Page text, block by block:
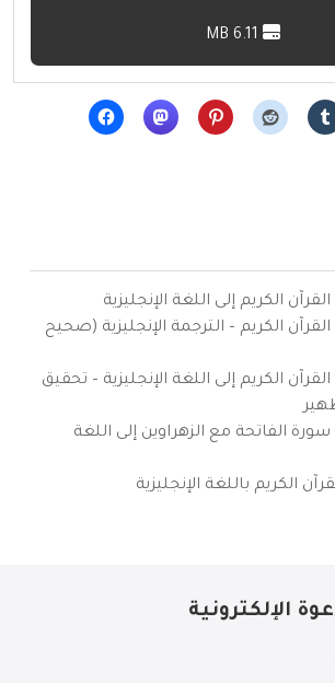
الكريم إلى اللغة الإنجليزية
الكريم – الترجمة الإنجليزية (صحيح
الكريم إلى اللغة الإنجليزية – تحقيق
الفاتحة مع الزهراوين إلى اللغة
الكريم باللغة الإنجليزية
الإلكترونية